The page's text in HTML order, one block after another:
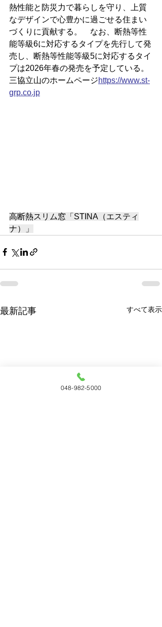
熱性能と防災力で暮らしを守り、上質
なデザインで心豊かに過ごせる住まい
づくりに貢献する。　なお、断熱等性
能等級6に対応するタイプを先行して発
売し、断熱等性能等級5に対応するタイ
プは2026年春の発売を予定している。
三協立山のホームページhttps://www.st-
grp.co.jp
高断熱スリム窓「STINA（エスティ
ナ）」
最新記事 すべて表示
048-982-5000